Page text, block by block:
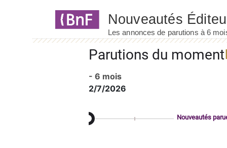
Parutions du moment
- 6 mois
2/7/2026
Nouveautés